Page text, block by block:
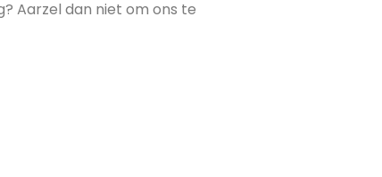
Aarzel dan niet om ons te